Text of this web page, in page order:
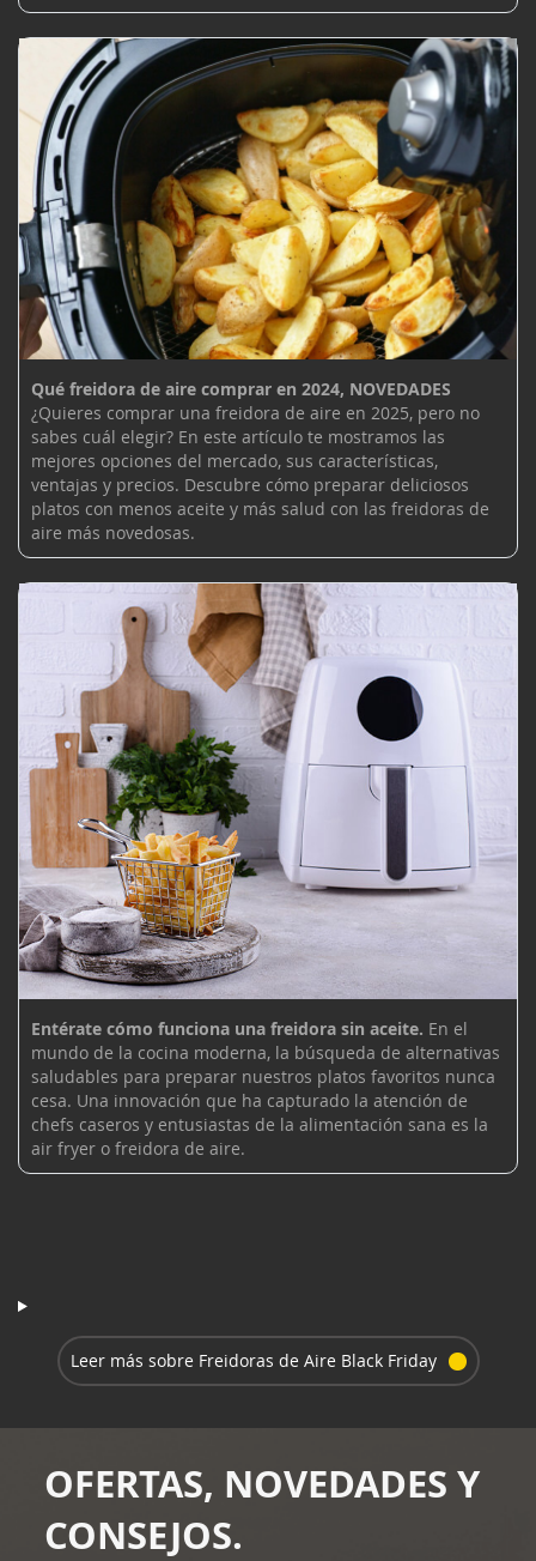
Qué freidora de aire comprar en 2024, NOVEDADES
¿Quieres comprar una freidora de aire en 2025, pero no
sabes cuál elegir? En este artículo te mostramos las
mejores opciones del mercado, sus características,
ventajas y precios. Descubre cómo preparar deliciosos
platos con menos aceite y más salud con las freidoras de
aire más novedosas.
Entérate cómo funciona una freidora sin aceite. En el
mundo de la cocina moderna, la búsqueda de alternativas
saludables para preparar nuestros platos favoritos nunca
cesa. Una innovación que ha capturado la atención de
chefs caseros y entusiastas de la alimentación sana es la
air fryer o freidora de aire.
Leer más sobre Freidoras de Aire Black Friday
OFERTAS, NOVEDADES Y
CONSEJOS.